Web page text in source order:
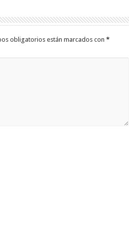
obligatorios están marcados con *